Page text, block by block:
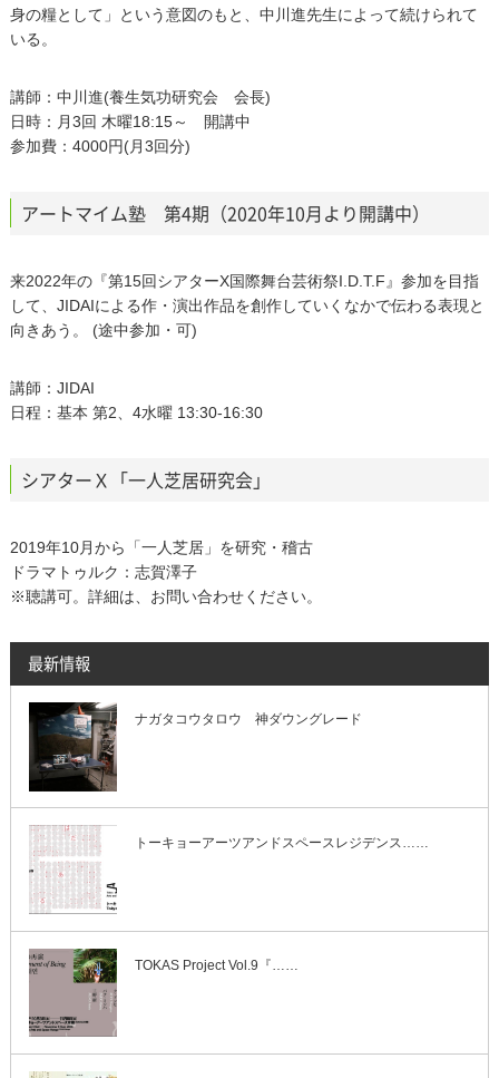
身の糧として」という意図のもと、中川進先生によって続けられて
いる。
講師：中川進(養生気功研究会 会長)
日時：月3回 木曜18:15～ 開講中
参加費：4000円(月3回分)
アートマイム塾 第4期（2020年10月より開講中）
来2022年の『第15回シアターΧ国際舞台芸術祭I.D.T.F』参加を目指
して、JIDAIによる作・演出作品を創作していくなかで伝わる表現と
向きあう。 (途中参加・可)
講師：JIDAI
日程：基本 第2、4水曜 13:30-16:30
シアターＸ「一人芝居研究会」
2019年10月から「一人芝居」を研究・稽古
ドラマトゥルク：志賀澤子
※聴講可。詳細は、お問い合わせください。
最新情報
ナガタコウタロウ 神ダウングレード
トーキョーアーツアンドスペースレジデンス……
TOKAS Project Vol.9『……